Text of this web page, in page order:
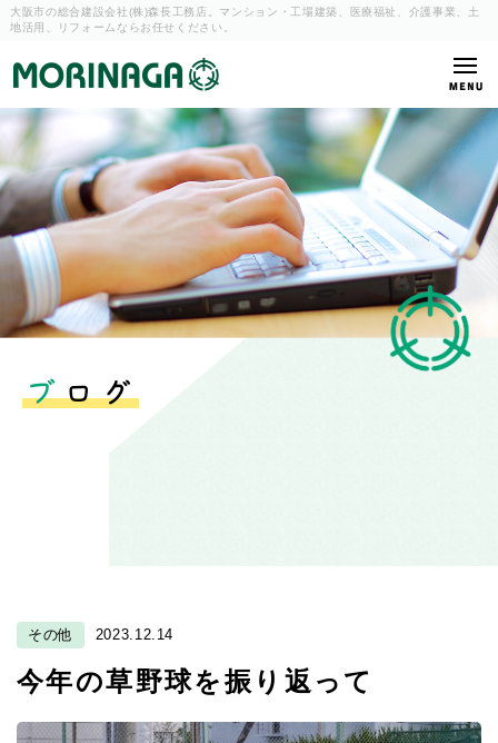
大阪市の総合建設会社(株)森長工務店。マンション・工場建築、
医療福祉、介護事業、土
地活用、リフォームならお任せください。
その他 2023.12.14
今年の草野球を振り返って